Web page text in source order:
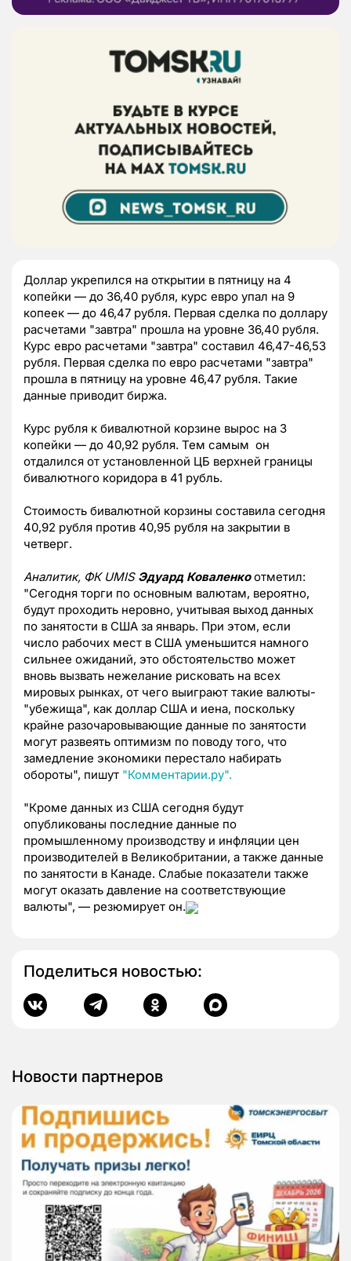
Доллар укрепился на открытии в пятницу на 4
копейки — до 36,40 рубля, курс евро упал на 9
копеек — до 46,47 рубля. Первая сделка по доллару
расчетами "завтра" прошла на уровне 36,40 рубля.
Курс евро расчетами "завтра" составил 46,47-46,53
рубля. Первая сделка по евро расчетами "завтра"
прошла в пятницу на уровне 46,47 рубля. Такие
данные приводит биржа.
Курс рубля к бивалютной корзине вырос на 3
копейки — до 40,92 рубля. Тем самым он
отдалился от установленной ЦБ верхней границы
бивалютного коридора в 41 рубль.
Стоимость бивалютной корзины составила сегодня
40,92 рубля против 40,95 рубля на закрытии в
четверг.
Аналитик, ФК UMIS Эдуард Коваленкоотметил:
"Сегодня торги по основным валютам, вероятно,
будут проходить неровно, учитывая выход данных
по занятости в США за январь. При этом, если
число рабочих мест в США уменьшится намного
сильнее ожиданий, это обстоятельство может
вновь вызвать нежелание рисковать на всех
мировых рынках, от чего выиграют такие валюты-
"убежища", как доллар США и иена, поскольку
крайне разочаровывающие данные по занятости
могут развеять оптимизм по поводу того, что
замедление экономики перестало набирать
обороты", пишут "Комментарии.ру".
"Кроме данных из США сегодня будут
опубликованы последние данные по
промышленному производству и инфляции цен
производителей в Великобритании, а также данные
по занятости в Канаде. Слабые показатели также
могут оказать давление на соответствующие
валюты", — резюмирует он.
Поделиться новостью:
Новости партнеров